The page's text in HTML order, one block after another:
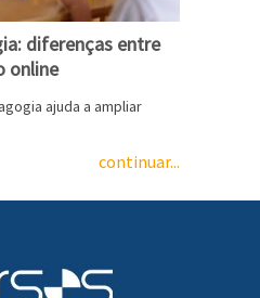
diferenças entre
online
ajuda a ampliar
continuar...